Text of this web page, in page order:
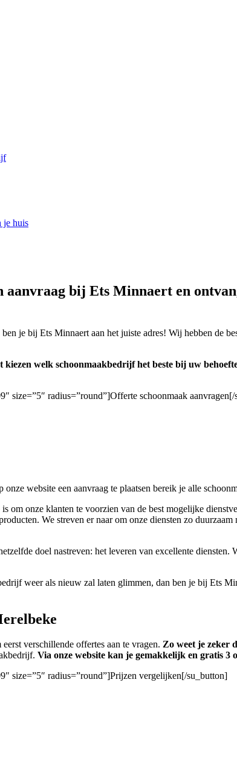
je huis
aanvraag bij Ets Minnaert en
je bij Ets Minnaert aan het juiste adres! Wij hebben de
welk schoonmaakbedrijf het beste bij uw
size=”5″ radius=”round”]Offerte schoonmaak
onze website een aanvraag te plaatsen bereik je alle
om onze klanten te voorzien van de best mogelijke
We streven er naar om onze diensten zo
doel nastreven: het leveren van excellente
weer als nieuw zal laten glimmen, dan ben je bij Ets
verschillende offertes aan te vragen. Zo weet je zeker
Via onze website kan je gemakkelijk en gratis 3
size=”5″ radius=”round”]Prijzen vergelijken[/su_button]